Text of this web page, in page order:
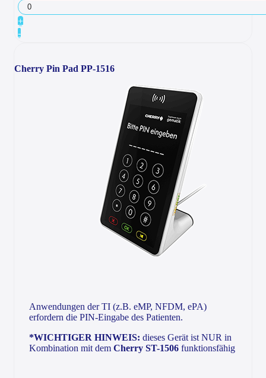
+
-
Cherry Pin Pad PP-1516
Anwendungen der TI (z.B. eMP, NFDM, ePA)
erfordern die PIN-Eingabe des Patienten.
*WICHTIGER HINWEIS: dieses Gerät ist NUR in
Kombination mit dem Cherry ST-1506 funktionsfähig